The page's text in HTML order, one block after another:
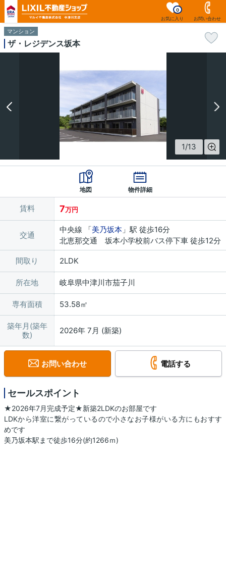
お気に入り
0
お問い合わせ
マンション
ザ・レジデンス坂本
1/13
地図 物件詳細
賃料 7万円
交通
中央線 「美乃坂本 」駅 徒歩16分
北恵那交通 坂本小学校前バス停下車 徒歩12分
間取り 2LDK
所在地 岐阜県中津川市茄子川
専有面積 53.58㎡
築年月(築年
数)
2026年 7月 (新築)
お問い合わせ 電話する
セールスポイント
★2026年7月完成予定★新築2LDKのお部屋です
LDKから洋室に繋がっているので小さなお子様がいる方にもおすす
めです
美乃坂本駅まで徒歩16分(約1266ｍ)